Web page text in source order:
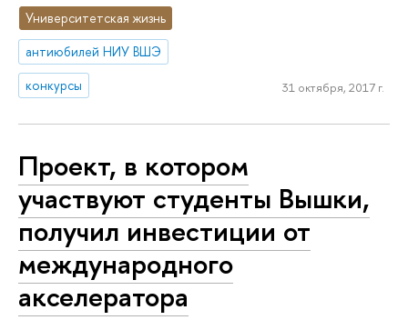
Университетская жизнь
антиюбилей НИУ ВШЭ
конкурсы
31 октября, 2017 г.
Проект, в котором
участвуют студенты Вышки,
получил инвестиции от
международного
акселератора